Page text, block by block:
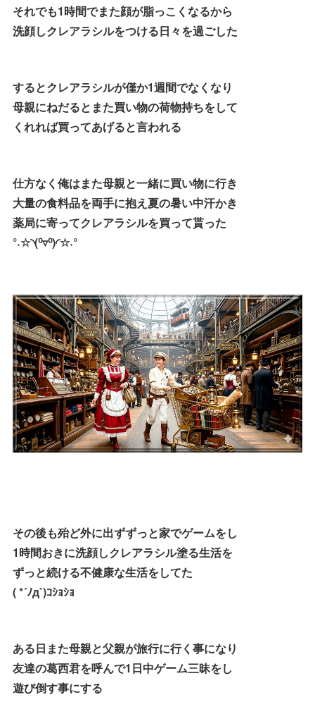
それでも1時間でまた顔が脂っこくなるから
洗顔しクレアラシルをつける日々を過ごした
するとクレアラシルが僅か1週間でなくなり
母親にねだるとまた買い物の荷物持ちをして
くれれば買ってあげると言われる
仕方なく俺はまた母親と一緒に買い物に行き
大量の食料品を両手に抱え夏の暑い中汗かき
薬局に寄ってクレアラシルを買って貰った
°˖☆◝(⁰▿⁰)◜☆˖°
その後も殆ど外に出ずずっと家でゲームをし
1時間おきに洗顔しクレアラシル塗る生活を
ずっと続ける不健康な生活をしてた
( *´ﾉд`)ｺｼｮｼｮ
ある日また母親と父親が旅行に行く事になり
友達の葛西君を呼んで1日中ゲーム三昧をし
遊び倒す事にする